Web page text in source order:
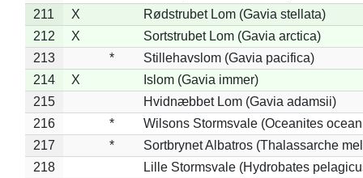
211
X
Rødstrubet Lom (Gavia stellata)
212
X
Sortstrubet Lom (Gavia arctica)
213
*
Stillehavslom (Gavia pacifica)
214
X
Islom (Gavia immer)
215
Hvidnæbbet Lom (Gavia adamsii)
216
*
Wilsons Stormsvale (Oceanites
217
*
Sortbrynet Albatros (Thalassarche
218
Lille Stormsvale (Hydrobates